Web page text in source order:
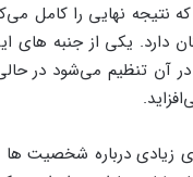
نتیجه نهایی را کامل
دارد. یکی از جنبه
آن تنظیم می‌شود در
زیادی درباره